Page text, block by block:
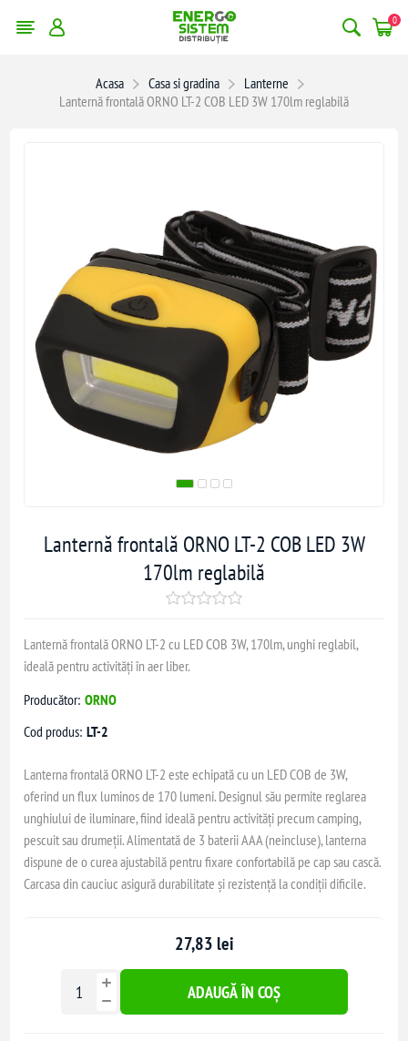
0
Acasa Casa si gradina
Lanterne
Lanternă frontală ORNO LT-2 COB LED 3W 170lm reglabilă
Lanternă frontală ORNO LT-2 COB LED 3W
170lm reglabilă
Lanternă frontală ORNO LT-2 cu LED COB 3W, 170lm, unghi reglabil,
ideală pentru activități în aer liber.
Producător: ORNO
Cod produs: LT-2
Lanterna frontală ORNO LT-2 este echipată cu un LED COB de 3W,
oferind un flux luminos de 170 lumeni. Designul său permite reglarea
unghiului de iluminare, fiind ideală pentru activități precum camping,
pescuit sau drumeții. Alimentată de 3 baterii AAA (neincluse), lanterna
dispune de o curea ajustabilă pentru fixare confortabilă pe cap sau cască.
Carcasa din cauciuc asigură durabilitate și rezistență la condiții dificile.
27,83 lei
ADAUGĂ ÎN COȘ